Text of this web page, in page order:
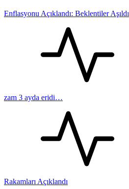
Enflasyonu Açıklandı: Beklentiler Aşıldı
zam 3 ayda eridi…
Rakamları Açıklandı